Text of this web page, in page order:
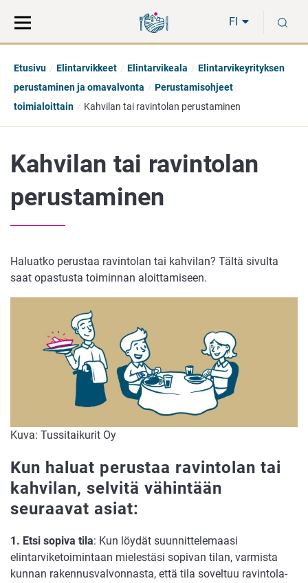
suoraan
sisältöön
koko
sivuston
FI
Etusivu Elintarvikkeet Elintarvikeala
Elintarvikeyrityksen
perustaminen ja omavalvonta
Perustamisohjeet
toimialoittain
Kahvilan tai ravintolan perustaminen
Kahvilan tai ravintolan
perustaminen
Haluatko perustaa ravintolan tai kahvilan? Tältä sivulta
saat opastusta toiminnan aloittamiseen.
Kuva: Tussitaikurit Oy
Kun haluat perustaa ravintolan tai
kahvilan, selvitä vähintään
seuraavat asiat:
1. Etsi sopiva tila: Kun löydät suunnittelemaasi
elintarviketoimintaan mielestäsi sopivan tilan, varmista
kunnan rakennusvalvonnasta, että tila soveltuu ravintola-